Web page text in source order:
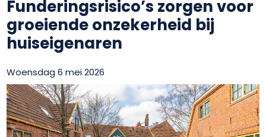
Funderingsrisico’s zorgen voor
groeiende onzekerheid bij
huiseigenaren
Woensdag 6 mei 2026